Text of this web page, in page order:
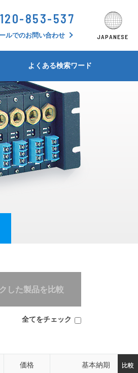
す 853-537
ルでのお問い合わせ JAPANESE
JAPANESE ENGLISH
よくある検索ワード
・シリーズ別比較表
シリーズ
ズ
・シリーズ別比較表
ズ
・シリーズ別比較表
・シリーズ別比較表
・シリーズ別比較表
・シリーズ別比較表
答集
タ
セッタ)
イアス)
換器
器
した製品を比較
全てをチェック
価格 基本納期
価格 基本納期 比較
比較